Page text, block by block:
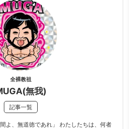
全裸教祖
無我)
記事一覧
よ、無道徳であれ」 わたしたちは、何者